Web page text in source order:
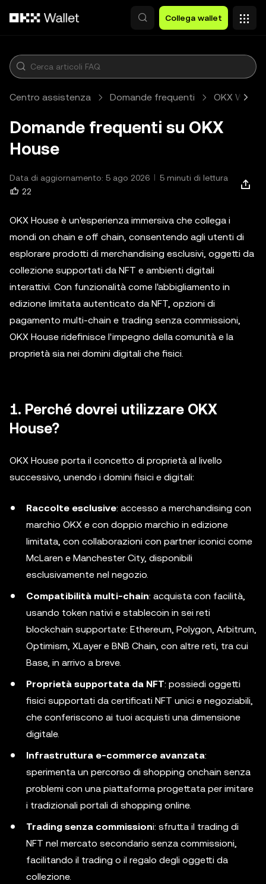
Collega wallet
Centro assistenza Domande frequenti OKX Wallet
Domande frequenti su OKX
House
Data di aggiornamento: 5 ago 2026
5 minuti di lettura
22
OKX House è un'esperienza immersiva che collega i
mondi on chain e off chain, consentendo agli utenti di
esplorare prodotti di merchandising esclusivi, oggetti da
collezione supportati da NFT e ambienti digitali
interattivi. Con funzionalità come l'abbigliamento in
edizione limitata autenticato da NFT, opzioni di
pagamento multi-chain e trading senza commissioni,
OKX House ridefinisce l'impegno della comunità e la
proprietà sia nei domini digitali che fisici.
1. Perché dovrei utilizzare OKX
House?
OKX House porta il concetto di proprietà al livello
successivo, unendo i domini fisici e digitali:
Raccolte esclusive: accesso a merchandising con
marchio OKX e con doppio marchio in edizione
limitata, con collaborazioni con partner iconici come
McLaren e Manchester City, disponibili
esclusivamente nel negozio.
Compatibilità multi-chain: acquista con facilità,
usando token nativi e stablecoin in sei reti
blockchain supportate: Ethereum, Polygon, Arbitrum,
Optimism, XLayer e BNB Chain, con altre reti, tra cui
Base, in arrivo a breve.
Proprietà supportata da NFT: possiedi oggetti
fisici supportati da certificati NFT unici e negoziabili,
che conferiscono ai tuoi acquisti una dimensione
digitale.
Infrastruttura e-commerce avanzata:
sperimenta un percorso di shopping onchain senza
problemi con una piattaforma progettata per imitare
i tradizionali portali di shopping online.
Trading senza commissioni: sfrutta il trading di
NFT nel mercato secondario senza commissioni,
facilitando il trading o il regalo degli oggetti da
collezione.